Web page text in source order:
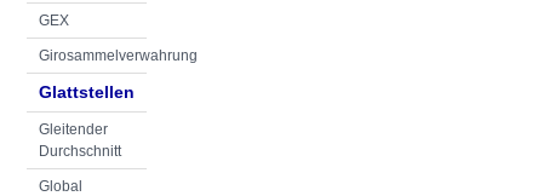
GEX
Girosammelverwahrung
Glattstellen
Gleitender
Durchschnitt
Global